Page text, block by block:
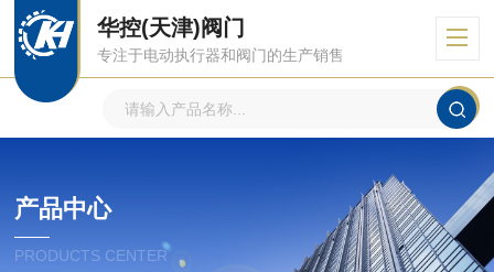
华控(天津)阀门
专注于电动执行器和阀门的生产销售
产品中心
PRODUCTS CENTER